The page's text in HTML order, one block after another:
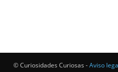
© Curiosidades Curiosas -Aviso